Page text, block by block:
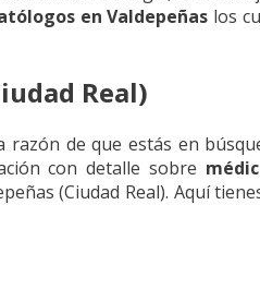
en Valdepeñas los
Real)
de que estás en
con detalle sobre
(Ciudad Real). Aquí